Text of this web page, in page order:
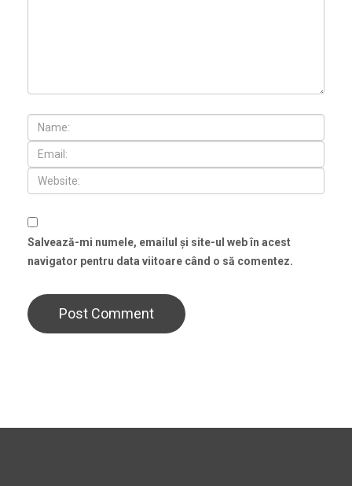
Salvează-mi numele, emailul și site-ul web în acest
navigator pentru data viitoare când o să comentez.